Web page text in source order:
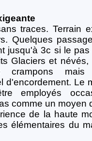
traces. Terrain
Quelques
jusqu'à 3c si le
Glaciers et
crampons
d'encordement. Le
employés
comme un moyen
de la haute
élémentaires du